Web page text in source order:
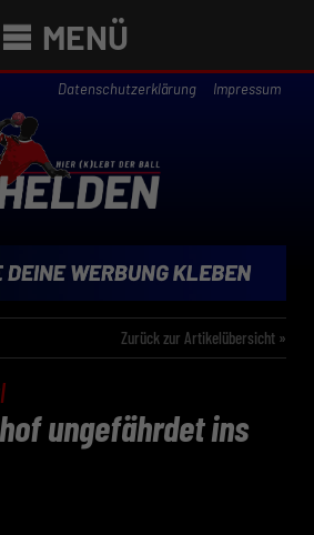
MENÜ
Datenschutzerklärung Impressum
Zurück zur Artikelübersicht »
ungefährdet ins